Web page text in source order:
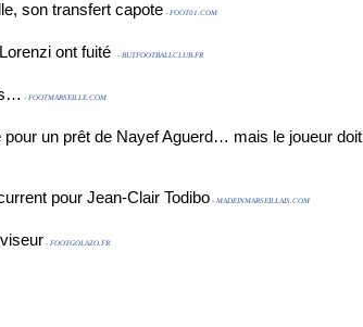
son transfert capote - FOOT01.COM
ont fuité - BUTFOOTBALLCLUB.FR
- FOOTMARSEILLE.COM
un prêt de Nayef Aguerd… mais le joueur doit
pour Jean-Clair Todibo - MADEINMARSEILLAIS.COM
- FOOTGOLAZO.FR